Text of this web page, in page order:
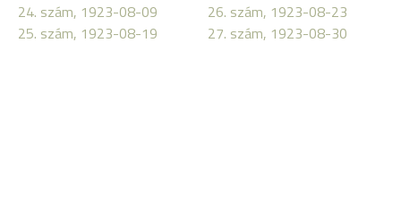
24. szám, 1923-08-09
25. szám, 1923-08-19
26. szám, 1923-08-23
27. szám, 1923-08-30